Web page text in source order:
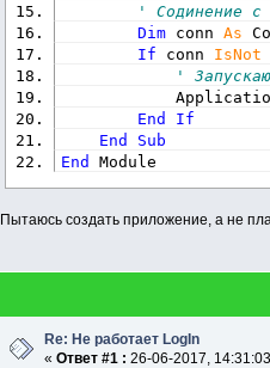
' Содинение
Dim conn As
If conn IsNot
'
End
If
End
Sub
End
Module
Пытаюсь создать приложение, а не
Re: Не работает LogIn
«Ответ #1 : 26-06-2017,